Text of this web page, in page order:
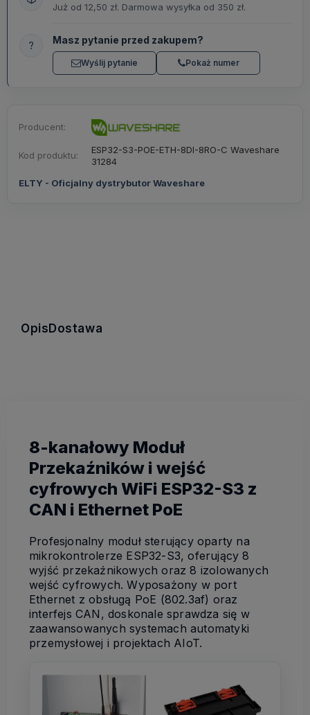
Już od 12,50 zł. Darmowa wysyłka od 350 zł.
? Masz pytanie przed zakupem?
Wyślij pytanie Pokaż numer
Producent:
Kod produktu:
ESP32-S3-POE-ETH-8DI-8RO-C Waveshare
31284
ELTY - Oficjalny dystrybutor Waveshare
OpisDostawa
8-kanałowy Moduł
Przekaźników i wejść
cyfrowych WiFi ESP32-S3 z
CAN i Ethernet PoE
Profesjonalny moduł sterujący oparty na
mikrokontrolerze ESP32-S3, oferujący 8
wyjść przekaźnikowych oraz 8 izolowanych
wejść cyfrowych. Wyposażony w port
Ethernet z obsługą PoE (802.3af) oraz
interfejs CAN, doskonale sprawdza się w
zaawansowanych systemach automatyki
przemysłowej i projektach AIoT.